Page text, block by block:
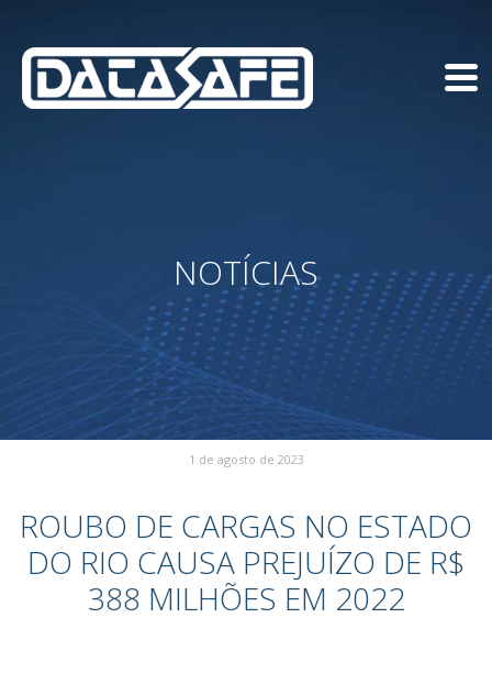
NOTÍCIAS
1 de agosto de 2023
ROUBO DE CARGAS NO ESTADO
DO RIO CAUSA PREJUÍZO DE R$
388 MILHÕES EM 2022